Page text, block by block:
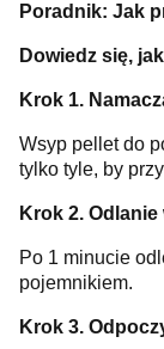
Poradnik: Jak
Dowiedz się,
Krok 1.
Wsyp pellet do
tylko tyle, by
Krok 2.
Po 1 minucie
pojemnikiem.
Krok 3.